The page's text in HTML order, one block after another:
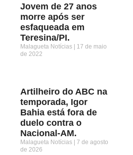
Jovem de 27 anos
morre após ser
esfaqueada em
Teresina/PI.
Malagueta Notícias
17 de maio
de 2022
Artilheiro do ABC na
temporada, Igor
Bahia está fora de
duelo contra o
Nacional-AM.
Malagueta Notícias
7 de agosto
de 2026